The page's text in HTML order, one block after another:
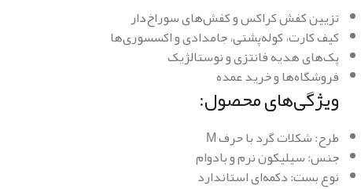
تزیین کفش کراکس و کفش‌های سوراخ‌دار
کیف کارت، کوله‌پشتی، جامدادی و اکسسوری‌ها
پک‌های هدیه فانتزی و نوستالژیک
فروشگاه‌ها و خرید عمده
ویژگی‌های محصول:
طرح: شکلات گرد با حرف M
جنس: سیلیکون نرم و بادوام
نوع بست: دکمه‌ای استاندارد